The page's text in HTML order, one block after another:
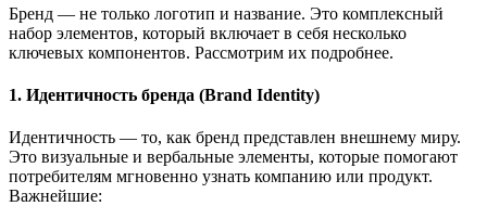
Бренд — не только логотип и название. Это комплексный
набор элементов, который включает в себя несколько
ключевых компонентов. Рассмотрим их подробнее.
1. Идентичность бренда (Brand Identity)
Идентичность — то, как бренд представлен внешнему миру.
Это визуальные и вербальные элементы, которые помогают
потребителям мгновенно узнать компанию или продукт.
Важнейшие: